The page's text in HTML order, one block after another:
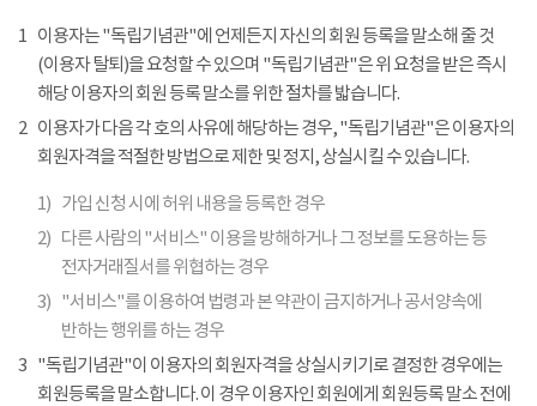
1 이용자는 "독립기념관"에 언제든지 자신의 회원 등록을 말소해 줄 것
(이용자 탈퇴)을 요청할 수 있으며 "독립기념관"은 위 요청을 받은 즉시
해당 이용자의 회원 등록 말소를 위한 절차를 밟습니다.
2 이용자가 다음 각 호의 사유에 해당하는 경우, "독립기념관"은 이용자의
회원자격을 적절한 방법으로 제한 및 정지, 상실시킬 수 있습니다.
1) 가입 신청 시에 허위 내용을 등록한 경우
2) 다른 사람의 "서비스" 이용을 방해하거나 그 정보를 도용하는 등
전자거래질서를 위협하는 경우
3) "서비스"를 이용하여 법령과 본 약관이 금지하거나 공서양속에
반하는 행위를 하는 경우
3 "독립기념관"이 이용자의 회원자격을 상실시키기로 결정한 경우에는
회원등록을 말소합니다. 이 경우 이용자인 회원에게 회원등록 말소 전에